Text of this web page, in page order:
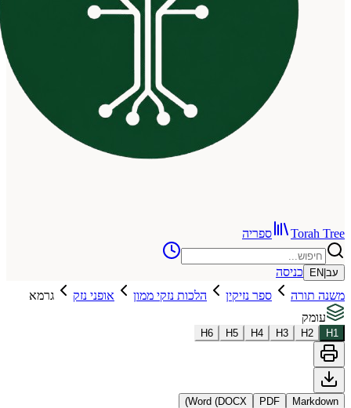
ספריה
כניסה
ספר נזיקין הלכות נזקי ממון אופני נזק
גרמא
H3
H4
H5
H6
PDF
Word (DOCX)